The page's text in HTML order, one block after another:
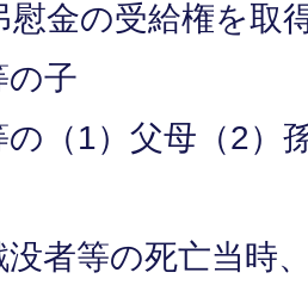
慰金の受給権を取
の子
の（1）父母（2）
没者等の死亡当時